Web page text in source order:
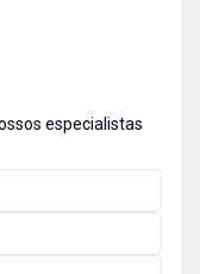
especialistas